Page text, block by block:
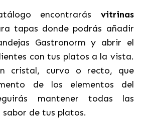
encontrarás vitrinas
tapas donde podrás añadir
Gastronorm y abrir el
con tus platos a la vista.
cristal, curvo o recto, que
de los elementos del
mantener todas las
de tus platos.